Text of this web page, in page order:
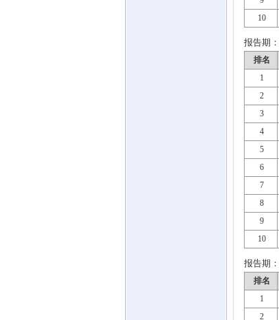
10
报告期：
排名
1
2
3
4
5
6
7
8
9
10
报告期：
排名
1
2